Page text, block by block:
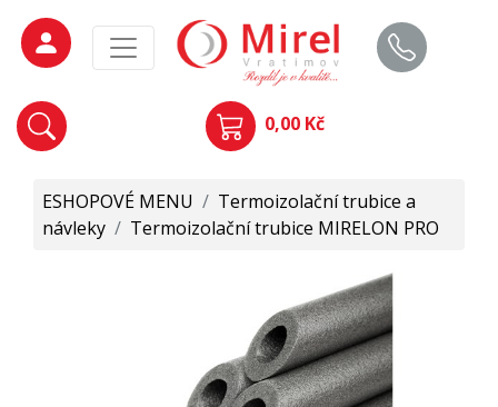
0,00 Kč
ESHOPOVÉ MENU / Termoizolační trubice a
návleky / Termoizolační trubice MIRELON PRO